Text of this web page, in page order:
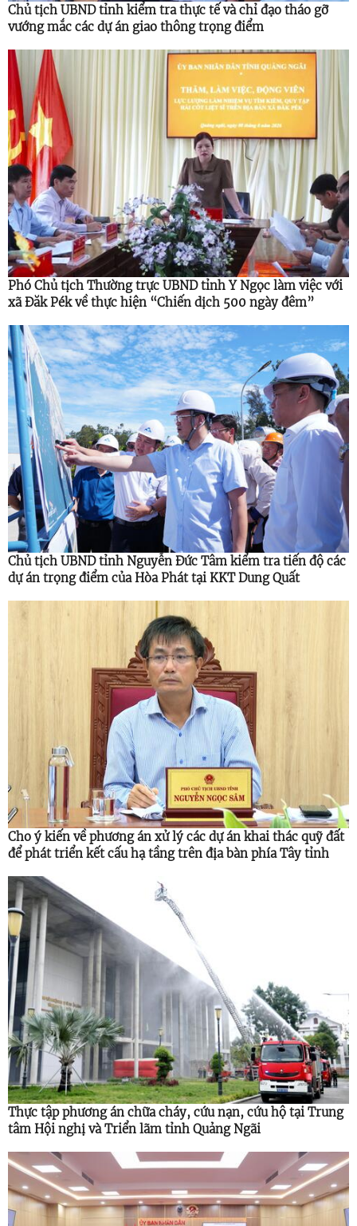
Chủ tịch UBND tỉnh kiểm tra thực tế và chỉ đạo tháo gỡ
vướng mắc các dự án giao thông trọng điểm
Phó Chủ tịch Thường trực UBND tỉnh Y Ngọc làm việc với
xã Đăk Pék về thực hiện “Chiến dịch 500 ngày đêm”
Chủ tịch UBND tỉnh Nguyễn Đức Tâm kiểm tra tiến độ các
dự án trọng điểm của Hòa Phát tại KKT Dung Quất
Cho ý kiến về phương án xử lý các dự án khai thác quỹ đất
để phát triển kết cấu hạ tầng trên địa bàn phía Tây tỉnh
Thực tập phương án chữa cháy, cứu nạn, cứu hộ tại Trung
tâm Hội nghị và Triển lãm tỉnh Quảng Ngãi